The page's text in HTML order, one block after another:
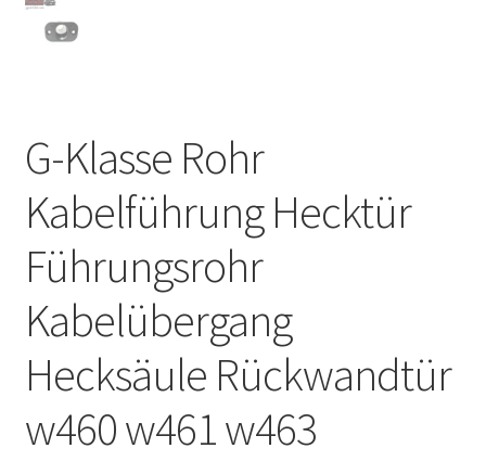
G-Klasse Rohr
Kabelführung Hecktür
Führungsrohr
Kabelübergang
Hecksäule Rückwandtür
w460 w461 w463